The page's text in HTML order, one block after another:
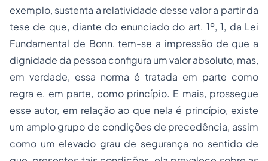
exemplo, sustenta a relatividade desse valor a partir da
tese de que, diante do enunciado do art. 1º, 1, da Lei
Fundamental de Bonn, tem-se a impressão de que a
dignidade da pessoa configura um valor absoluto, mas,
em verdade, essa norma é tratada em parte como
regra e, em parte, como princípio. E mais, prossegue
esse autor, em relação ao que nela é princípio, existe
um amplo grupo de condições de precedência, assim
como um elevado grau de segurança no sentido de